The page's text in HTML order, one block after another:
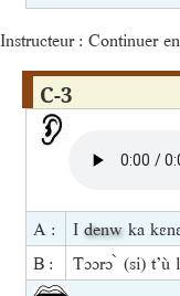
Instructeur : Continuer
C-3
A : I denwka
B :
Tɔɔrɔ ̀ (si) t’ù